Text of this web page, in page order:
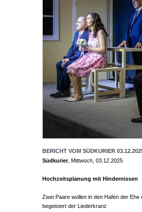
BERICHT VOM SÜDKURIER
Südkurier, Mittwoch, 03.12.2025
Hochzeitsplanung mit Hindernissen
Zwei Paare wollen in den Hafen der
begeistert der Liederkranz